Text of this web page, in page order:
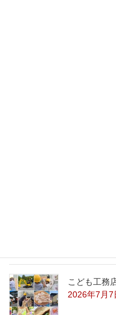
こども工務
2026年7月7